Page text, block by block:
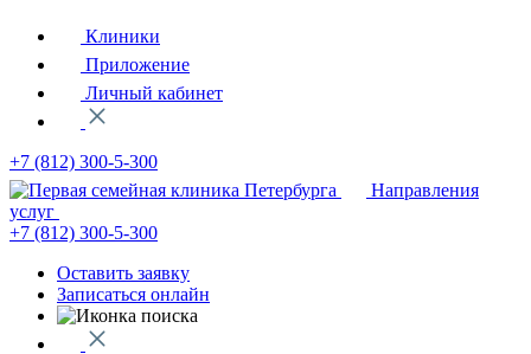
Клиники
Приложение
Личный кабинет
+7 (812) 300-5-300
Направления
услуг
+7 (812) 300-5-300
Оставить заявку
Записаться онлайн